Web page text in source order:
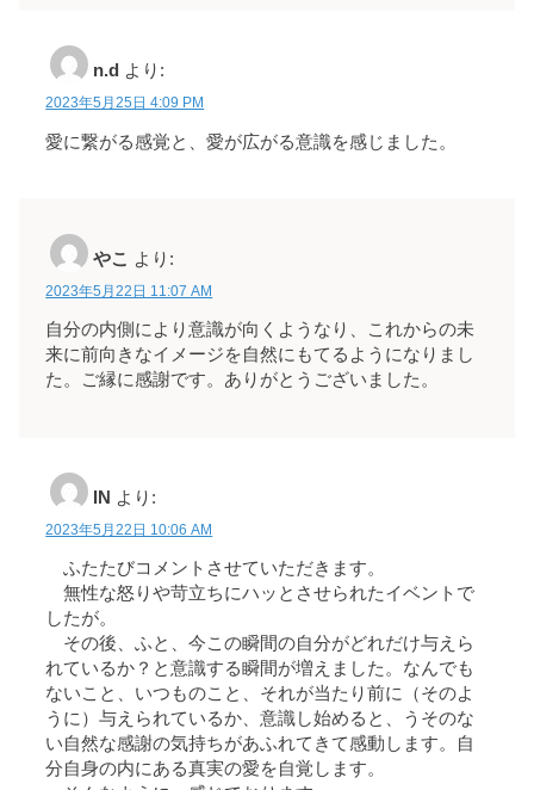
n.d より:
2023年5月25日 4:09 PM
愛に繋がる感覚と、愛が広がる意識を感じました。
やこ より:
2023年5月22日 11:07 AM
自分の内側により意識が向くようなり、これからの未
来に前向きなイメージを自然にもてるようになりまし
た。ご縁に感謝です。ありがとうございました。
IN より:
2023年5月22日 10:06 AM
ふたたびコメントさせていただきます。
無性な怒りや苛立ちにハッとさせられたイベントで
したが。
その後、ふと、今この瞬間の自分がどれだけ与えら
れているか？と意識する瞬間が増えました。なんでも
ないこと、いつものこと、それが当たり前に（そのよ
うに）与えられているか、意識し始めると、うそのな
い自然な感謝の気持ちがあふれてきて感動します。自
分自身の内にある真実の愛を自覚します。